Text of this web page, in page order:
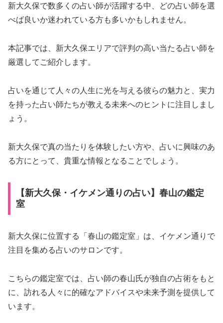
新大久保で数多くの占い師が活躍する中、どの占い師を選
べば良いか迷われている方も多いかもしれません。
本記事では、新大久保エリアで評判の高い当たる占い師を
厳選してご紹介します。
占いを通じて人々の人生に光を与える彼らの魅力と、実力
を持った占い師たちが教える未来へのヒントに注目しまし
ょう。
新大久保で真の当たりを体験したい方や、占いに興味のあ
る方にとって、貴重な情報となることでしょう。
【新大久保・イケメン通りの占い】春山の鑑定
室
新大久保に位置する「春山の鑑定室」は、イケメン通りで
注目を集める占いのサロンです。
こちらの鑑定室では、占い師の春山氏が独自の占術をもと
に、訪れる人々に的確なアドバイスや未来予測を提供して
います。